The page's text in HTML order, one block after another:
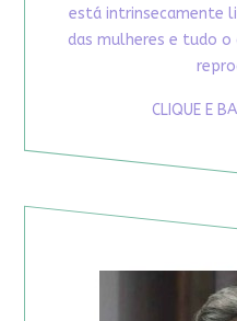
está intrinsecamente
das mulheres e tudo
CLIQUE E